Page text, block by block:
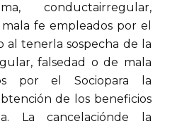
conductairregular,
fe empleados por el
al tenerla sospecha de la
falsedad o de mala
por el Sociopara la
de los beneficios
La cancelaciónde la